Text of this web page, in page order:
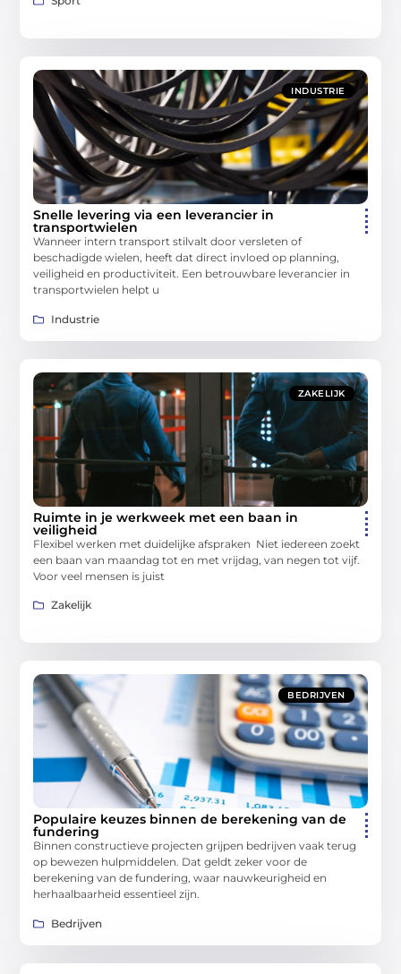
INDUSTRIE
Snelle levering via een leverancier in
transportwielen
Wanneer intern transport stilvalt door versleten of
beschadigde wielen, heeft dat direct invloed op planning,
veiligheid en productiviteit. Een betrouwbare leverancier in
transportwielen helpt u
Industrie
ZAKELIJK
Ruimte in je werkweek met een baan in
veiligheid
Flexibel werken met duidelijke afspraken Niet iedereen zoekt
een baan van maandag tot en met vrijdag, van negen tot vijf.
Voor veel mensen is juist
Zakelijk
BEDRIJVEN
Populaire keuzes binnen de berekening van de
fundering
Binnen constructieve projecten grijpen bedrijven vaak terug
op bewezen hulpmiddelen. Dat geldt zeker voor de
berekening van de fundering, waar nauwkeurigheid en
herhaalbaarheid essentieel zijn.
Bedrijven